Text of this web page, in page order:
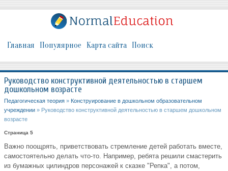
Главная Популярное Карта сайта Поиск
Руководство конструктивной деятельностью в старшем
дошкольном возрасте
Педагогическая теория » Конструирование в дошкольном образовательном
учреждении » Руководство конструктивной деятельностью в старшем дошкольном
возрасте
Страница 5
Важно поощрять, приветствовать стремление детей работать вместе,
самостоятельно делать что-то. Например, ребята решили смастерить
из бумажных цилиндров персонажей к сказке "Репка", а потом,